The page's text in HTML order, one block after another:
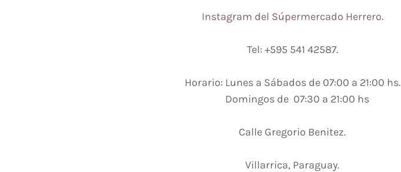
Instagram del Súpermercado Herrero.
Tel: +595 541 42587.
Horario: Lunes a Sábados de 07:00 a 21:00 hs.
Domingos de 07:30 a 21:00 hs
Calle Gregorio Benitez.
Villarrica, Paraguay.